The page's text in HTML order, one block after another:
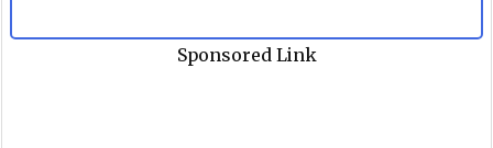
Sponsored Link